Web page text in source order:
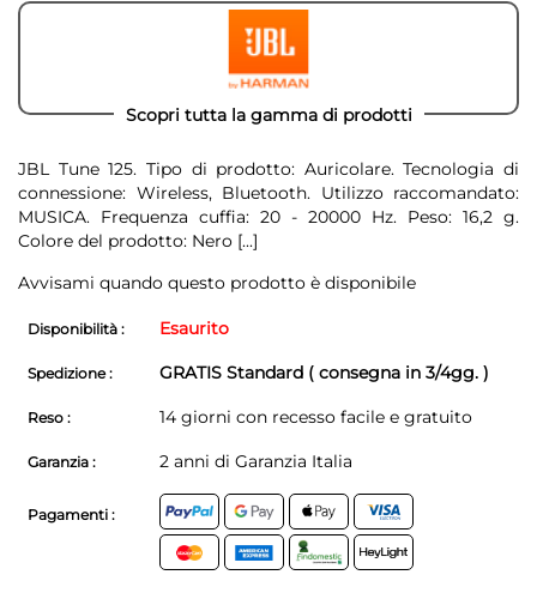
Scopri tutta la gamma di prodotti
JBL Tune 125. Tipo di prodotto: Auricolare. Tecnologia di
connessione: Wireless, Bluetooth. Utilizzo raccomandato:
MUSICA. Frequenza cuffia: 20 - 20000 Hz. Peso: 16,2 g.
Colore del prodotto: Nero [...]
Avvisami quando questo prodotto è disponibile
Disponibilità : Esaurito
Spedizione : GRATIS Standard ( consegna in 3/4gg. )
Reso : 14 giorni con recesso facile e gratuito
Garanzia : 2 anni di Garanzia Italia
Pagamenti :